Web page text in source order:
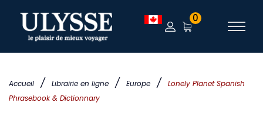
Accueil / Librairie en ligne / Europe /
Lonely Planet Spanish
Phrasebook & Dictionnary
0